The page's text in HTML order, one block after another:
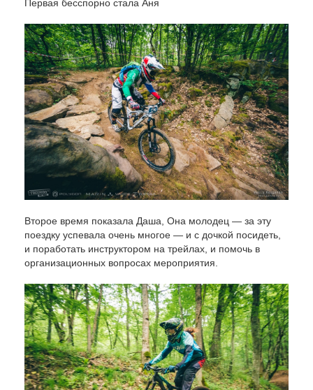
Первая бесспорно стала Аня
Второе время показала Даша, Она молодец — за эту
поездку успевала очень многое — и с дочкой посидеть,
и поработать инструктором на трейлах, и помочь в
организационных вопросах мероприятия.